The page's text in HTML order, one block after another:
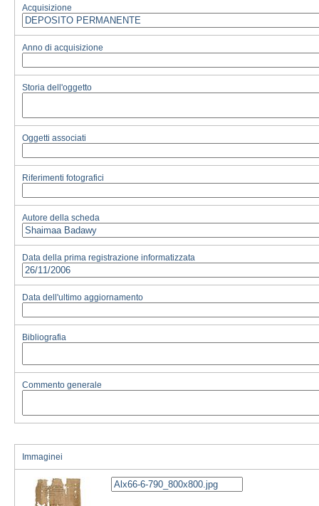
Acquisizione
Anno di acquisizione
Storia dell'oggetto
Oggetti associati
Riferimenti fotografici
Autore della scheda
Data della prima registrazione informatizzata
Data dell'ultimo aggiornamento
Bibliografia
Commento generale
Immaginei